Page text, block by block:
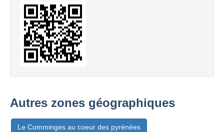
Autres zones géographiques
Le Comminges au coeur des pyrénées